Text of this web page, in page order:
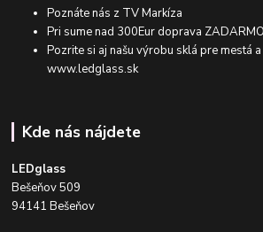
Poznáte nás z TV Markíza
Pri sume nad 300Eur doprava
Pozrite si aj našu výrobu sklá pre mestá
www.ledglass.sk
Kde nás nájdete
LEDglass
Bešeňov 509
94141 Bešeňov